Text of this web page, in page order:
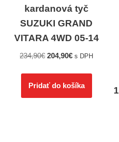
kardanová tyč
SUZUKI GRAND
VITARA 4WD 05-14
234,90€ 204,90€ s DPH
Pridať do košíka